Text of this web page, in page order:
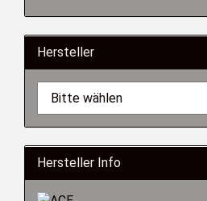
Hersteller
Hersteller Info